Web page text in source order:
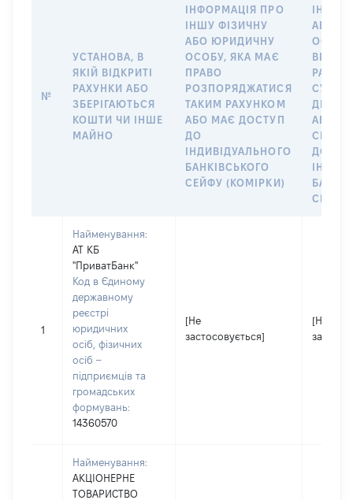
№
УСТАНОВА, В
ЯКІЙ ВІДКРИТІ
РАХУНКИ АБО
ЗБЕРІГАЮТЬСЯ
КОШТИ ЧИ ІНШЕ
МАЙНО
ІНФОРМАЦІЯ ПРО
ІНШУ ФІЗИЧНУ
АБО ЮРИДИЧНУ
ОСОБУ, ЯКА МАЄ
ПРАВО
РОЗПОРЯДЖАТИСЯ
ТАКИМ РАХУНКОМ
АБО МАЄ ДОСТУП
ДО
ІНДИВІДУАЛЬНОГО
БАНКІВСЬКОГО
СЕЙФУ (КОМІРКИ)
ІНШУ
АБО
АБО
СІМ’Ї
СЕЙФУ
1
Найменування:
АТ КБ
"ПриватБанк"
Код в Єдиному
державному
реєстрі
юридичних
осіб, фізичних
осіб –
підприємців та
громадських
формувань:
14360570
[Не
застосовується]
[Не
Найменування:
АКЦІОНЕРНЕ
ТОВАРИСТВО